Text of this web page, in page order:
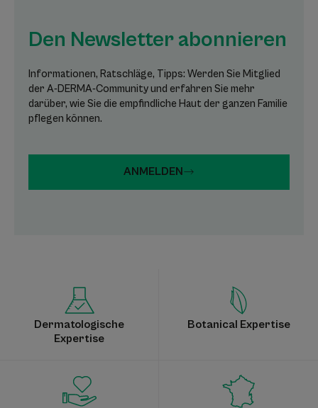
Den Newsletter abonnieren
Informationen, Ratschläge, Tipps: Werden Sie Mitglied
der A-DERMA-Community und erfahren Sie mehr
darüber, wie Sie die empfindliche Haut der ganzen Familie
pflegen können.
ANMELDEN
Dermatologische
Expertise
Botanical Expertise